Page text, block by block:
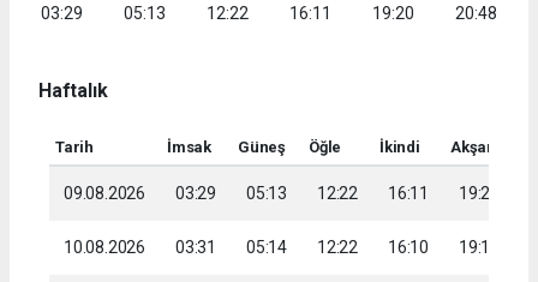
03:29
05:13
12:22
16:11
19:20
20:48
Haftalık
Tarih İmsak Güneş Öğle İkindi Akşam
09.08.2026 03:29 05:13 12:22 16:11 19:20
10.08.2026 03:31 05:14 12:22 16:10 19:19